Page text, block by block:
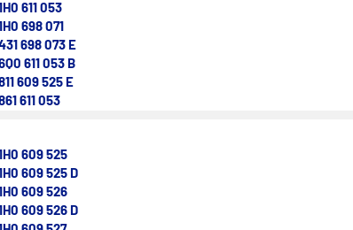
611 053
698 071
698 073 E
611 053 B
609 525 E
611 053
609 525
609 525 D
609 526
609 526 D